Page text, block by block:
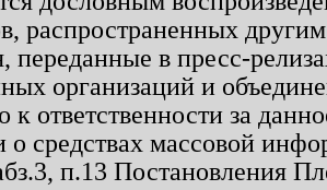
распространенных
переданные в пресс-
организаций и
к ответственности за
о средствах массовой
п.13 Постановления